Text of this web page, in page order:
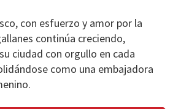
con esfuerzo y amor por la
continúa creciendo,
ciudad con orgullo en cada
como una embajadora